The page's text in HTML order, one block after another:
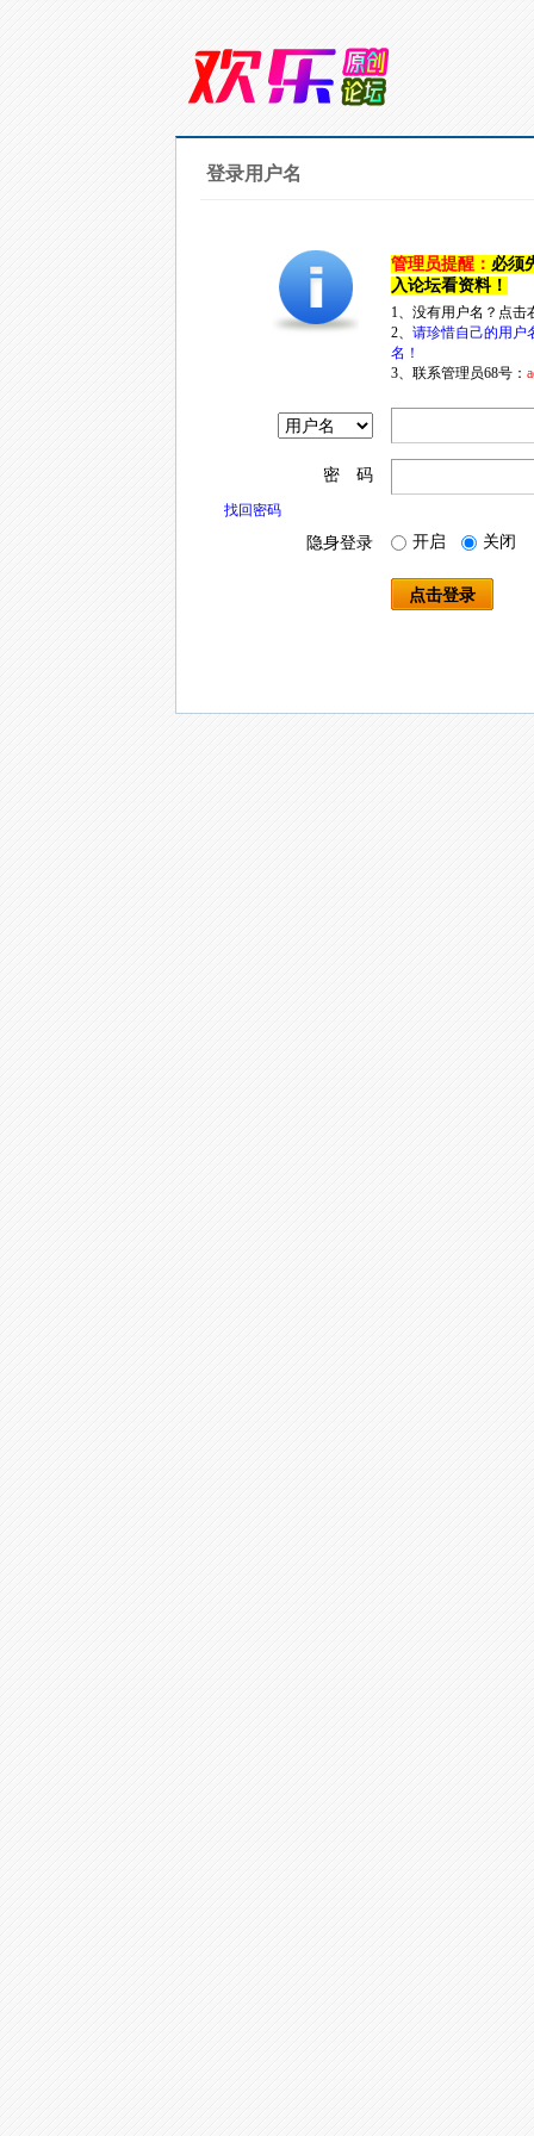
登录用户名
管理员提醒： 必须
入论坛看资料！
1、没有用户名？点
2、 请珍惜自己的用户
名！
3、联系管理员68号：
密 码
找回密码
隐身登录 开启 关闭
点击登录